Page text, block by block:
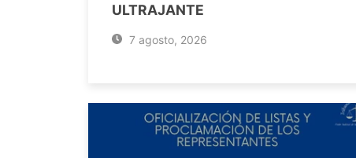
ULTRAJANTE
7 agosto, 2026